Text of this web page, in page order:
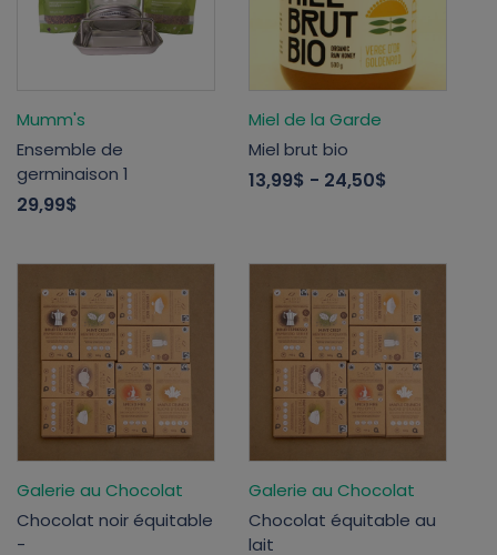
Mumm's
Ensemble de
germinaison 1
29,99$
Miel de la Garde
Miel brut bio
13,99$ - 24,50$
Galerie au Chocolat
Chocolat noir équitable
-
Galerie au Chocolat
Chocolat équitable au
lait